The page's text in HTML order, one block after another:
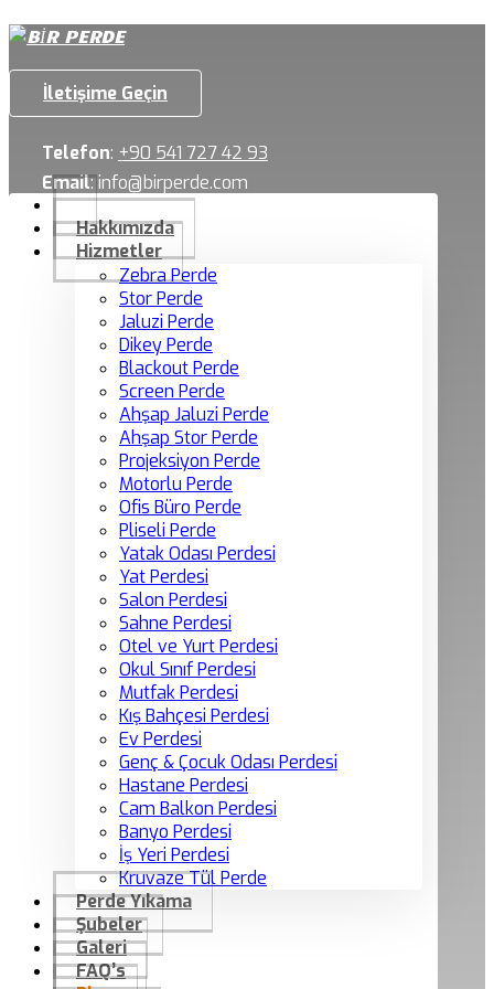
İletişime Geçin
Telefon: +90 541 727 42 93
Email:info@birperde.com
Hakkımızda
Hizmetler
Zebra Perde
Stor Perde
Jaluzi Perde
Dikey Perde
Blackout Perde
Screen Perde
Ahşap Jaluzi Perde
Ahşap Stor Perde
Projeksiyon Perde
Motorlu Perde
Ofis Büro Perde
Pliseli Perde
Yatak Odası Perdesi
Yat Perdesi
Salon Perdesi
Sahne Perdesi
Otel ve Yurt Perdesi
Okul Sınıf Perdesi
Mutfak Perdesi
Kış Bahçesi Perdesi
Ev Perdesi
Genç & Çocuk Odası Perdesi
Hastane Perdesi
Cam Balkon Perdesi
Banyo Perdesi
İş Yeri Perdesi
Kruvaze Tül Perde
Perde Yıkama
Şubeler
Galeri
FAQ’s